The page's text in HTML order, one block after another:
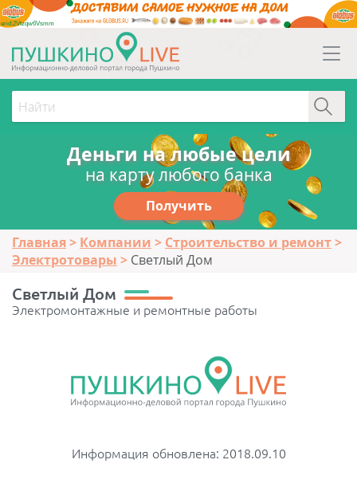
erid:2Vtzqw6Vsmm
Деньги на любые цели
на карту любого банка
Получить
Главная Компании
Строительство и ремонт
Электротовары
Светлый Дом
Светлый Дом
Электромонтажные и ремонтные работы
Информация обновлена: 2018.09.10